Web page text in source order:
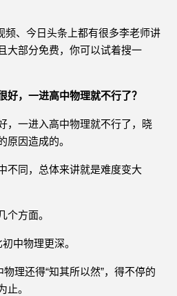
频、今日头条上都有很多李老师讲
大部分免费，你可以试着搜一
好，一进高中物理就不行了？
，一进入高中物理就不行了，晓
原因造成的。
不同，总体来讲就是难度变大
个方面。
中物理更深。
理还得“知其所以然”，得不停的
止。